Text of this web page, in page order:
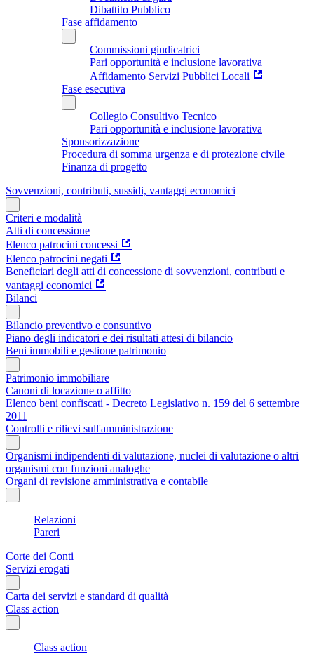
Dibattito Pubblico
Fase affidamento
Commissioni giudicatrici
Pari opportunità e inclusione lavorativa
Affidamento Servizi Pubblici Locali
Fase esecutiva
Collegio Consultivo Tecnico
Pari opportunità e inclusione lavorativa
Sponsorizzazione
Procedura di somma urgenza e di protezione civile
Finanza di progetto
Sovvenzioni, contributi, sussidi, vantaggi economici
Criteri e modalità
Atti di concessione
Elenco patrocini concessi
Elenco patrocini negati
Beneficiari degli atti di concessione di sovvenzioni, contributi e
vantaggi economici
Bilanci
Bilancio preventivo e consuntivo
Piano degli indicatori e dei risultati attesi di bilancio
Beni immobili e gestione patrimonio
Patrimonio immobiliare
Canoni di locazione o affitto
Elenco beni confiscati - Decreto Legislativo n. 159 del 6 settembre
2011
Controlli e rilievi sull'amministrazione
Organismi indipendenti di valutazione, nuclei di valutazione o altri
organismi con funzioni analoghe
Organi di revisione amministrativa e contabile
Relazioni
Pareri
Corte dei Conti
Servizi erogati
Carta dei servizi e standard di qualità
Class action
Class action